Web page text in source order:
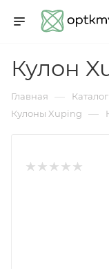
Кулон
Главная — Каталог
Кулоны Xuping —